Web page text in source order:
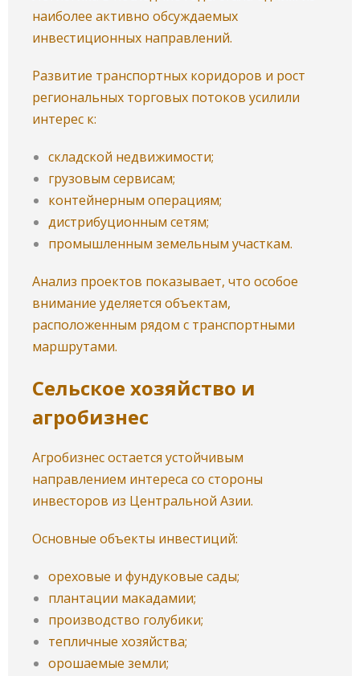
наиболее активно обсуждаемых
инвестиционных направлений.
Развитие транспортных коридоров и рост
региональных торговых потоков усилили
интерес к:
складской недвижимости;
грузовым сервисам;
контейнерным операциям;
дистрибуционным сетям;
промышленным земельным участкам.
Анализ проектов показывает, что особое
внимание уделяется объектам,
расположенным рядом с транспортными
маршрутами.
Сельское хозяйство и
агробизнес
Агробизнес остается устойчивым
направлением интереса со стороны
инвесторов из Центральной Азии.
Основные объекты инвестиций:
ореховые и фундуковые сады;
плантации макадамии;
производство голубики;
тепличные хозяйства;
орошаемые земли;